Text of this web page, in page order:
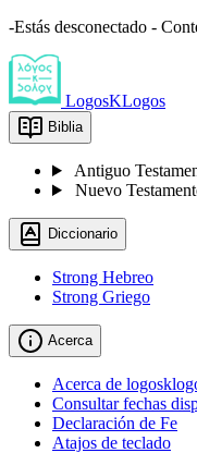
-Estás desconectado -
LogosKLogos
Biblia
Antiguo
Nuevo
Diccionario
Strong Hebreo
Strong Griego
Acerca
Acerca de
Consultar fechas
Declaración de Fe
Atajos de teclado